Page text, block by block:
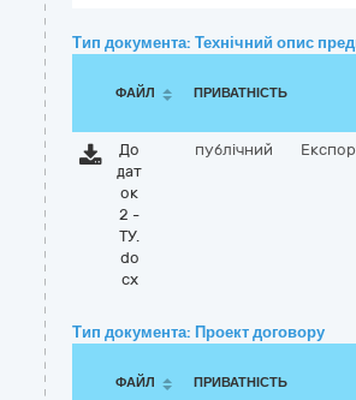
Тип документа: Технічний опис
ФАЙЛ ПРИВАТНІСТЬ
До
дат
ок
2 -
ТУ.
do
cx
публічний
Тип документа: Проект договору
ФАЙЛ ПРИВАТНІСТЬ